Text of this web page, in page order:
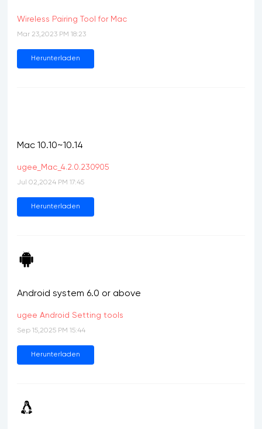
Wireless Pairing Tool for Mac
Mar 23,2023 PM 18:23
Herunterladen
Mac 10.10~10.14
ugee_Mac_4.2.0.230905
Jul 02,2024 PM 17:45
Herunterladen
Android system 6.0 or above
ugee Android Setting tools
Sep 15,2025 PM 15:44
Herunterladen